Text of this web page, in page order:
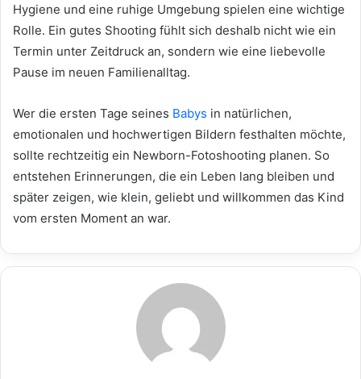
Hygiene und eine ruhige Umgebung spielen eine wichtige
Rolle. Ein gutes Shooting fühlt sich deshalb nicht wie ein
Termin unter Zeitdruck an, sondern wie eine liebevolle
Pause im neuen Familienalltag.
Wer die ersten Tage seines Babys in natürlichen,
emotionalen und hochwertigen Bildern festhalten möchte,
sollte rechtzeitig ein Newborn-Fotoshooting planen. So
entstehen Erinnerungen, die ein Leben lang bleiben und
später zeigen, wie klein, geliebt und willkommen das Kind
vom ersten Moment an war.